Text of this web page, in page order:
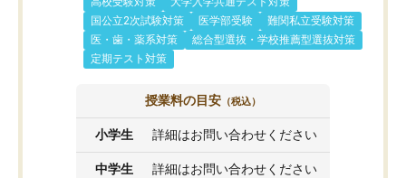
国公立2次試験対策
医学部受験
難関私立受験対策
医・歯・薬系対策
総合型選抜・学校推薦型選抜対策
定期テスト対策
授業料の目安 （税込）
小学生 詳細はお問い合わせください
中学生 詳細はお問い合わせください